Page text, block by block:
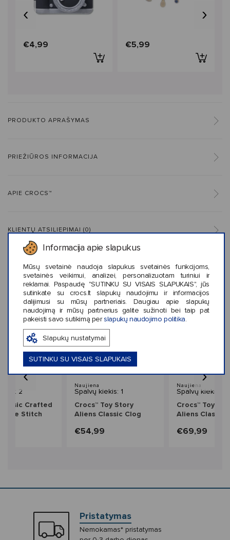
Informacija apie slapukus
Mūsų svetainė naudoja slapukus svetainės funkcijoms,
svetainės veikimui, analizei, personalizuotam turiniui ir
reklamai. Paspaudę "SUTINKU SU VISAIS SLAPUKAIS", jūs
sutinkate su crocs.lt slapukų naudojimu ir informacijos
dalijimusi su mūsų partneriais. Daugiau apie slapukų
naudojimą ir mūsų partnerius galite sužinoti bei taip pat
pakeisti savo sutikimą per slapukų naudojimo politika.
Slapukų nustatymai
SUTINKU SU VISAIS SLAPUKAIS
€4,99 €5,99
‹ ›
PRODUKTO APRAŠYMAS
PRIEŽIŪROS INFORMACIJA
APIE CROCS™
KLIENTŲ ATSILIEPIMAI (0)
Panašaus stiliaus prekės
2
Crafted
Stitch
Naujiena
Spalvų kiekis: 1
Crocs™ Toy Story
Aliens Classic Clog
€54,99
Naujiena
Spalvų kiekis: 1
Crocs™ Toy
Aliens Classic
€69,99
‹ ›
Pristatymas
Nemokamas* pristatymas